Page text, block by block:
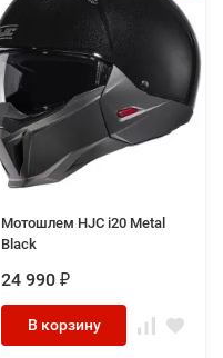
Мотошлем HJC i20 Metal
Black
24 990 ₽
В корзину